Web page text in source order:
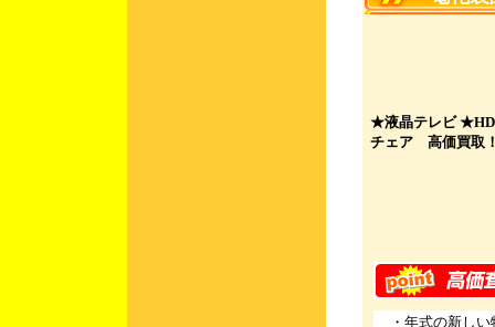
★液晶テレビ
チェア 高価買取
・年式の新しい